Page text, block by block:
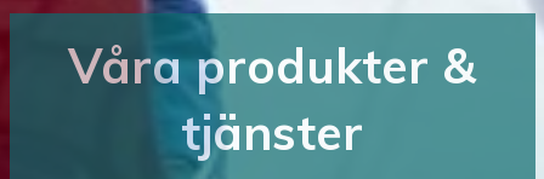
Våra produkter &
tjänster